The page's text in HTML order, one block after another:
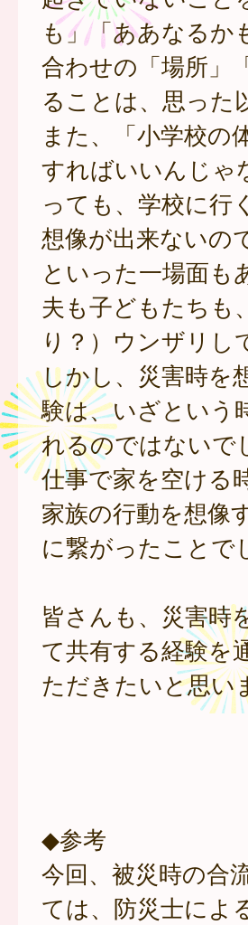
も」「ああなるか
合わせの「場所」
ることは、思った
また、「小学校の
すればいいんじゃ
っても、学校に行
想像が出来ない
といった一場面も
夫も子どもたちも
り？）ウンザリし
しかし、災害時を
験は、いざという
れるのではないで
仕事で家を空ける
家族の行動を想像
に繋がったことで
皆さんも、災害時
て共有する経験を
ただきたいと思い
◆参考
今回、被災時の合
ては、防災士によ